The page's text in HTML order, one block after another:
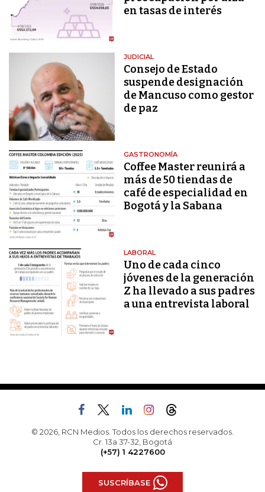
en tasas de interés
JUDICIAL
Consejo de Estado
suspende designación
de Mancuso como gestor
de paz
GASTRONOMÍA
Coffee Master reunirá a
más de 50 tiendas de
café de especialidad en
Bogotá y la Sabana
LABORAL
Uno de cada cinco
jóvenes de la generación
Z ha llevado a sus padres
a una entrevista laboral
© 2026, RCN Medios. Todos los derechos reservados.
Cr. 13a 37-32, Bogotá
(+57) 1 4227600
SUSCRÍBASE